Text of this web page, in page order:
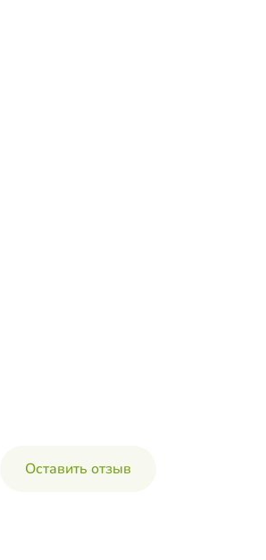
Оставить отзыв